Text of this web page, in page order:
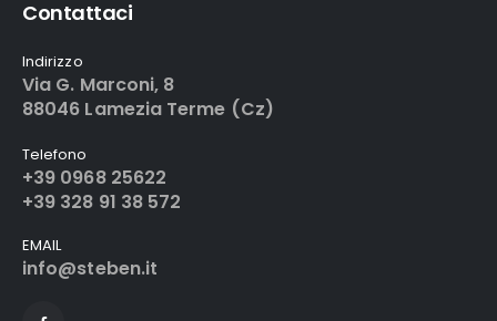
Contattaci
Indirizzo
Via G. Marconi, 8
88046 Lamezia Terme (Cz)
Telefono
+39 0968 25622
+39 328 91 38 572
EMAIL
info@steben.it